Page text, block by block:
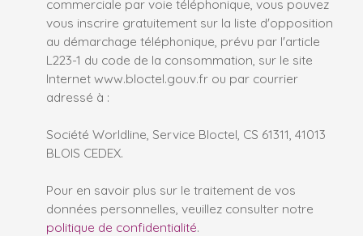
commerciale par voie téléphonique, vous pouvez
vous inscrire gratuitement sur la liste d'opposition
au démarchage téléphonique, prévu par l'article
L223-1 du code de la consommation, sur le site
Internet www.bloctel.gouv.fr ou par courrier
adressé à :
Société Worldline, Service Bloctel, CS 61311, 41013
BLOIS CEDEX.
Pour en savoir plus sur le traitement de vos
données personnelles, veuillez consulter notre
politique de confidentialité.